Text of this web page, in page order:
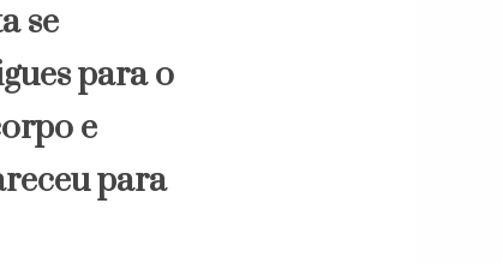
se
para o
e
para